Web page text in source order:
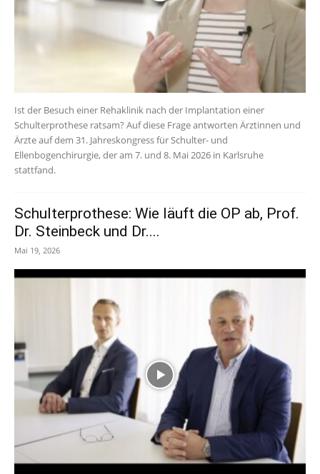
Ist der Besuch einer Rehaklinik nach der Implantation einer
Schulterprothese ratsam? Auf diese Frage antworten Ärztinnen und
Ärzte auf dem 31. Jahreskongress für Schulter- und
Ellenbogenchirurgie, der am 7. und 8. Mai 2026 in Karlsruhe
stattfand.
Schulterprothese: Wie läuft die OP ab, Prof.
Dr. Steinbeck und Dr....
Mai 19, 2026